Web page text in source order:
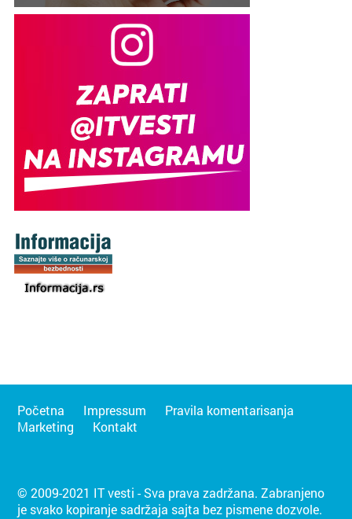
Početna Impressum
Pravila komentarisanja
Marketing
Kontakt
© 2009-2021 IT vesti - Sva prava zadržana. Zabranjeno
je svako kopiranje sadržaja sajta bez pismene dozvole.